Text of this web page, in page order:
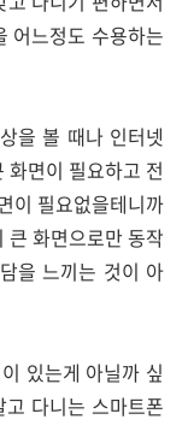
어느정도 수용하는
을 볼 때나 인터넷
화면이 필요하고 전
이 필요없을테니까
큰 화면으로만 동작
을 느끼는 것이 아
있는게 아닐까 싶
다니는 스마트폰